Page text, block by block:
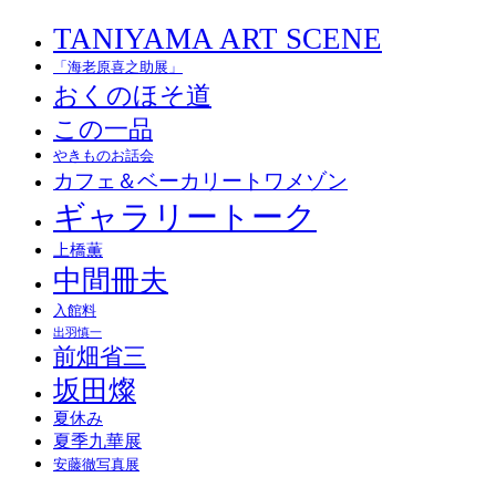
TANIYAMA ART SCENE
「海老原喜之助展」
おくのほそ道
この一品
やきものお話会
カフェ＆ベーカリートワメゾン
ギャラリートーク
上橋薫
中間冊夫
入館料
出羽慎一
前畑省三
坂田燦
夏休み
夏季九華展
安藤徹写真展